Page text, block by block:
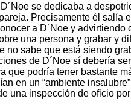
se dedicaba a
Precisamente él salía
a D´Noe y advirtiendo
una persona y grabar y
no sabe que está siendo
de D´Noe sí debería
que podría tener bastante
en un “ambiente
una inspección de oficio